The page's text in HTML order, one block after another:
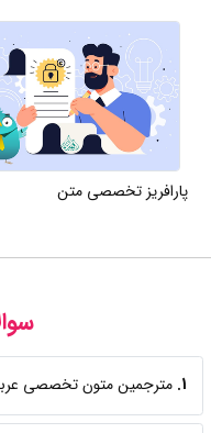
پارافریز تخصصی متن
1. مترجمین متون تخصصی